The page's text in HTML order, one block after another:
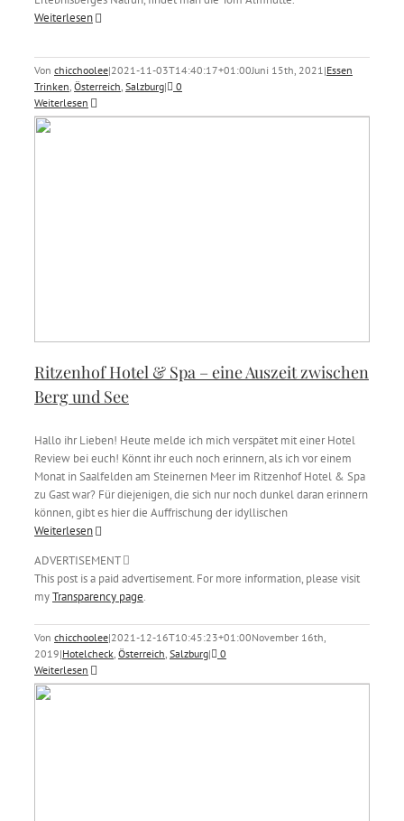
Weiterlesen
Von chicchoolee|2021-11-03T14:40:17+01:00Juni 15th, 2021|Essen
Trinken, Österreich, Salzburg|
0
Weiterlesen
Ritzenhof Hotel & Spa – eine Auszeit zwischen
Berg und See
Hallo ihr Lieben! Heute melde ich mich verspätet mit einer Hotel
Review bei euch! Könnt ihr euch noch erinnern, als ich vor einem
Monat in Saalfelden am Steinernen Meer im Ritzenhof Hotel & Spa
zu Gast war? Für diejenigen, die sich nur noch dunkel daran erinnern
können, gibt es hier die Auffrischung der idyllischen
Weiterlesen
ADVERTISEMENT
This post is a paid advertisement. For more information, please visit
myTransparency page.
Von chicchoolee|2021-12-16T10:45:23+01:00November 16th,
2019|Hotelcheck, Österreich, Salzburg|
0
Weiterlesen